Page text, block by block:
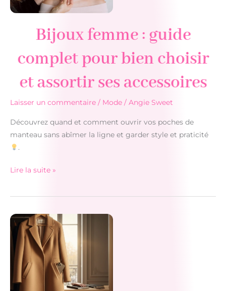
Bijoux femme : guide
complet pour bien choisir
et assortir ses accessoires
Laisser un commentaire / Mode / Angie Sweet
Découvrez quand et comment ouvrir vos poches de
manteau sans abîmer la ligne et garder style et praticité
.
Bijoux
:
complet
pour
bien
choisir
assortir
Lire la suite »